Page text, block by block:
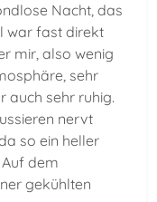
Nacht, das
war fast direkt
mir, also wenig
sehr
auch sehr ruhig.
nervt
so ein heller
dem
gekühlten